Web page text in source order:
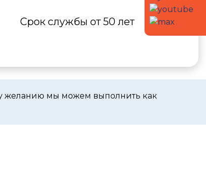
Срок службы от 50 лет
желанию мы можем выполнить как